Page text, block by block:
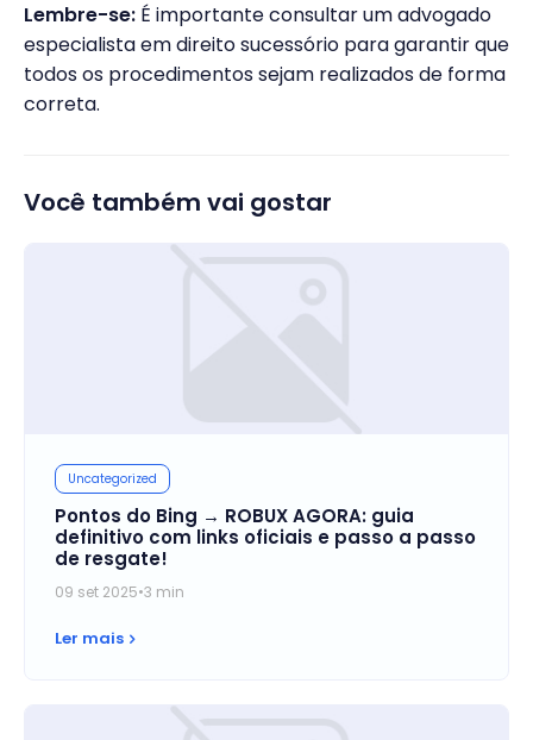
Lembre-se: É importante consultar um advogado
especialista em direito sucessório para garantir que
todos os procedimentos sejam realizados de forma
correta.
Você também vai gostar
Uncategorized
Pontos do Bing → ROBUX AGORA: guia
definitivo com links oficiais e passo a passo
de resgate!
09 set 2025•3 min
Ler mais